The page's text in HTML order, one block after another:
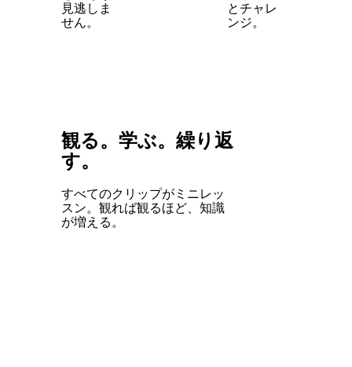
見逃しま
せん。
とチャレ
ンジ。
観る。学ぶ。繰り返
す。
すべてのクリップがミニレッ
スン。観れば観るほど、知識
が増える。